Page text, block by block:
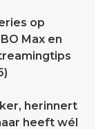
op
Max en
herinnert
heeft wél